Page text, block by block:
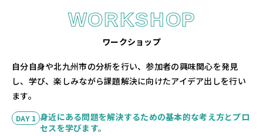
WORKSHOP
ワークショップ
自分自身や北九州市の分析を行い、参加者の興味関心を発見
し、学び、楽しみながら課題解決に向けたアイデア出しを行い
ます。
DAY 1 身近にある問題を解決するための基本的な考え方とプロ
セスを学びます。